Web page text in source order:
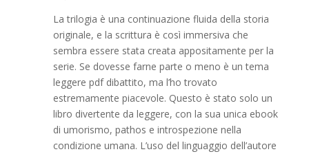
La trilogia è una continuazione fluida della storia
originale, e la scrittura è così immersiva che
sembra essere stata creata appositamente per la
serie. Se dovesse farne parte o meno è un tema
leggere pdf dibattito, ma l’ho trovato
estremamente piacevole. Questo è stato solo un
libro divertente da leggere, con la sua unica ebook
di umorismo, pathos e introspezione nella
condizione umana. L’uso del linguaggio dell’autore